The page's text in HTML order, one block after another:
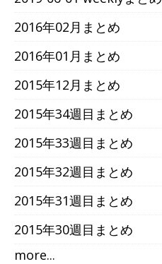
2016年02月まとめ
2016年01月まとめ
2015年12月まとめ
2015年34週目まとめ
2015年33週目まとめ
2015年32週目まとめ
2015年31週目まとめ
2015年30週目まとめ
more...